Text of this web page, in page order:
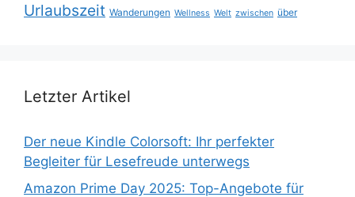
Urlaubszeit Wanderungen Wellness Welt zwischen über
Letzter Artikel
Der neue Kindle Colorsoft: Ihr perfekter
Begleiter für Lesefreude unterwegs
Amazon Prime Day 2025: Top-Angebote für